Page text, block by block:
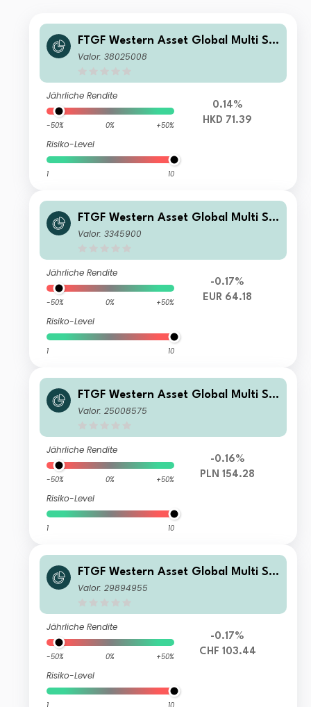
FTGF Western Asset Global Multi Str
ategy Fund Class A HKD Distributing
Valor: 38025008
Jährliche Rendite
-50% 0% +50%
Risiko-Level
1 10
0.14%
HKD 71.39
FTGF Western Asset Global Multi Str
ategy Fund Premier Class Euro Distri
Valor: 3345900
Jährliche Rendite
-50% 0% +50%
Risiko-Level
1 10
-0.17%
EUR 64.18
FTGF Western Asset Global Multi Str
ategy Fund Premier Class PLN Accu
Valor: 25008575
Jährliche Rendite
-50% 0% +50%
Risiko-Level
1 10
-0.16%
PLN 154.28
FTGF Western Asset Global Multi Str
ategy Fund Premier Class CHF Accu
Valor: 29894955
Jährliche Rendite
-50% 0% +50%
Risiko-Level
-0.17%
CHF 103.44